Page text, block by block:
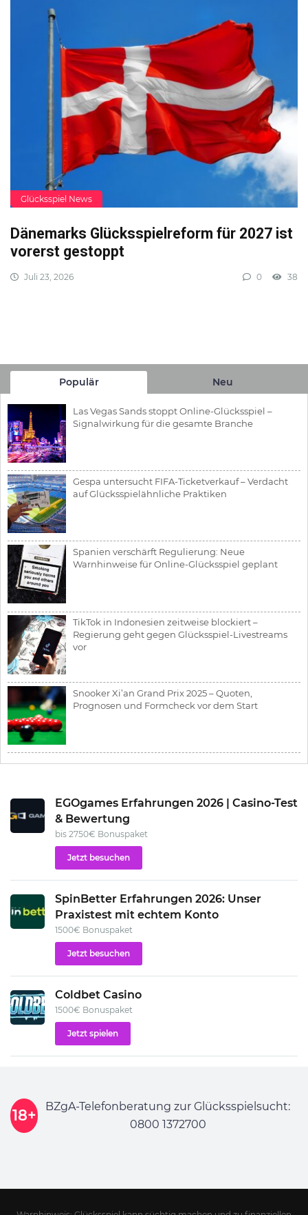
Glücksspiel News
Dänemarks Glücksspielreform für 2027 ist
vorerst gestoppt
Juli 23, 2026 0 38
Populär Neu
Las Vegas Sands stoppt Online-Glücksspiel –
Signalwirkung für die gesamte Branche
Gespa untersucht FIFA-Ticketverkauf – Verdacht
auf Glücksspielähnliche Praktiken
Spanien verschärft Regulierung: Neue
Warnhinweise für Online-Glücksspiel geplant
TikTok in Indonesien zeitweise blockiert –
Regierung geht gegen Glücksspiel-Livestreams
vor
Snooker Xi’an Grand Prix 2025 – Quoten,
Prognosen und Formcheck vor dem Start
EGOgames Erfahrungen 2026 | Casino-Test
& Bewertung
bis 2750€ Bonuspaket
Jetzt besuchen
SpinBetter Erfahrungen 2026: Unser
Praxistest mit echtem Konto
1500€ Bonuspaket
Jetzt besuchen
Coldbet Casino
1500€ Bonuspaket
Jetzt spielen
18+
BZgA-Telefonberatung zur Glücksspielsucht:
0800 1372700